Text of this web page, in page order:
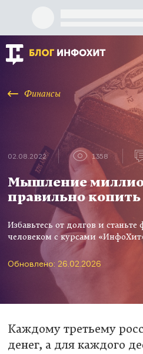
Финансы
02.08.2022 1358
Мышление
правильно копить
Избавьтесь от долгов и
человеком с курсами
Обновлено: 26.02.2026
Каждому третьему
денег, а для каждого